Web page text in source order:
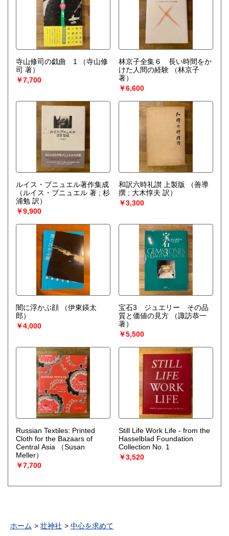
寺山修司の戯曲 1
（寺山修
司 著）
￥7,700
林京子全集６ 長い時間をか
けた人間の経験
（林京子
著）
￥6,600
ルイス・ブニュエル著作集成
（ルイス・ブニュエル 著 ; 杉
浦勉 訳）
￥9,900
和訳六時礼讃 上製版
（善導
撰 ; 大木惇夫 訳）
￥3,300
闇に浮かぶ顔
（伊東鍈太
郎）
￥4,000
宝石3 ジュエリー その品
質と価値の見方
（諏訪恭一
著）
￥5,500
Russian Textiles: Printed
Cloth for the Bazaars of
Central Asia
（Susan
Meller）
￥7,700
Still Life Work Life - from the
Hasselblad Foundation
Collection No. 1
￥3,520
ホーム 壮神社 中心を求めて